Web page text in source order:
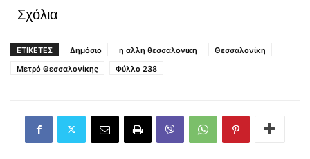
Σχόλια
ΕΤΙΚΕΤΕΣ Δημόσιο η αλλη θεσσαλονικη
Θεσσαλονίκη
Μετρό Θεσσαλονίκης
Φύλλο 238